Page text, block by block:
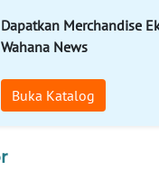
Dapatkan Merchandise
Wahana News
Buka Katalog